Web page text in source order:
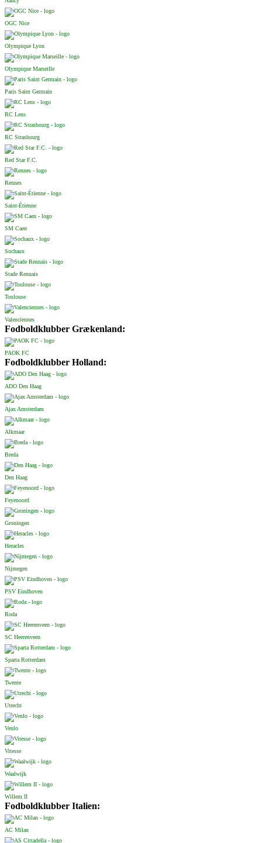
OGC Nice
Olympique Lyon
Olympique Marseille
Paris Saint Germain
RC Lens
RC Strasbourg
Red Star F.C.
Rennes
Saint-Étienne
SM Caen
Sochaux
Stade Rennais
Toulouse
Valenciennes
Fodboldklubber Grækenland:
PAOK FC
Fodboldklubber Holland:
ADO Den Haag
Ajax Amsterdam
Alkmaar
Breda
Den Haag
Feyenoord
Groningen
Heracles
Nijmegen
PSV Eindhoven
Roda
SC Heerenveen
Sparta Rotterdam
Twente
Utrecht
Venlo
Vitesse
Waalwijk
Willem II
Fodboldklubber Italien:
AC Milan